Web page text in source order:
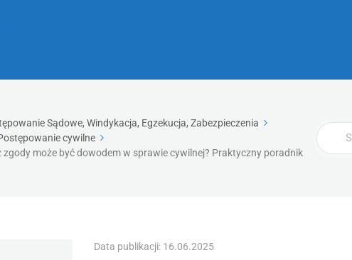
Sądowe, Windykacja, Egzekucja, Zabezpieczenia
cywilne
zgody może być dowodem w sprawie cywilnej? Praktyczny poradnik
Data publikacji: 16.06.2025